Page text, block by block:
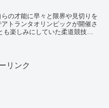
の才能に早々と限界や見切りを
トランタオリンピックが開催さ
リンク